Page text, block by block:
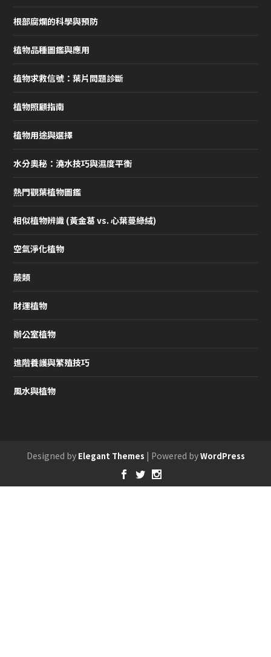
根部腐爛的科學與預防
植物品種圖鑑與應用
植物求救信號：葉片問題診斷
植物照顧指南
植物用途與選擇
水分奧秘：澆水技巧與濕度平衡
熱門觀葉植物圖鑑
相似植物辨識 (黃金葛 vs. 心葉蔓綠絨)
空氣淨化植物
蕨類
財運植物
辦公室植物
進階養護與繁殖技巧
風水與植物
Designed by Elegant Themes | Powered byWordPress